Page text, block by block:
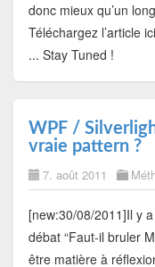
donc mieux qu’un
Téléchargez l’article
... Stay Tuned !
WPF /
vraie pattern ?
7. août 2011
[new:30/08/2011]Il y
débat “Faut-il bruler
être matière à